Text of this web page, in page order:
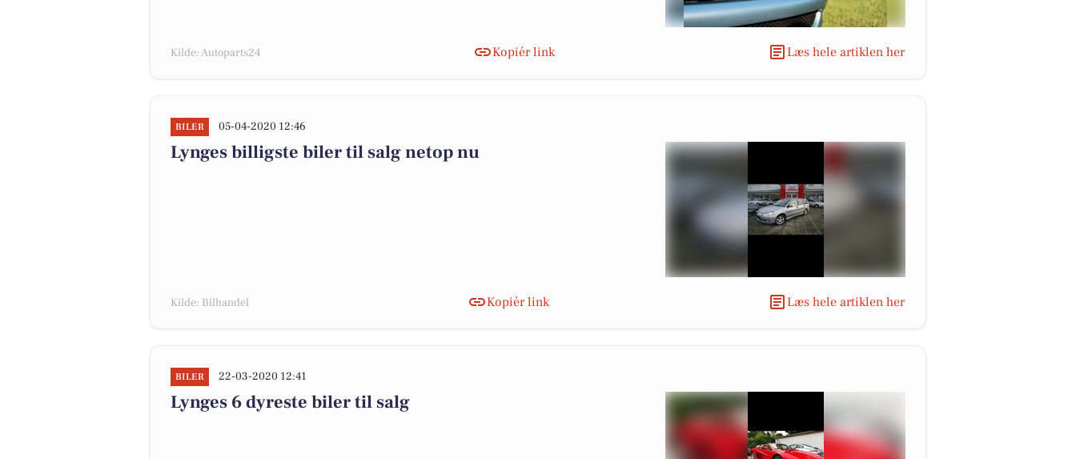
Kilde: Autoparts24 Kopiér link Læs hele artiklen her
BILER 05-04-2020 12:46
Lynges billigste biler til salg netop nu
Kilde: Bilhandel Kopiér link Læs hele artiklen her
BILER 22-03-2020 12:41
Lynges 6 dyreste biler til salg